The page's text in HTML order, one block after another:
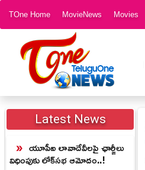
TOne Home MovieNews Movies
Latest News
యూపీఐ లావాదేవీలపై ఛార్జీలు
విధింపుకు లోక్‌సభ ఆమోదం..!